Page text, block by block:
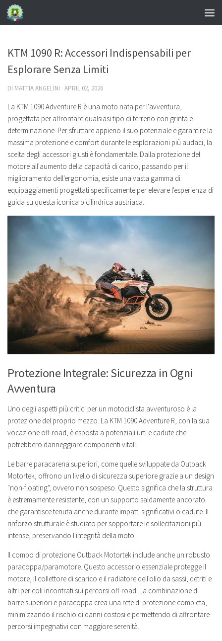
KTM 1090 R: Accessori Indispensabili per
Esplorare Senza Limiti
DI MATTIA ANGELINI · APRIL 02, 2026
La KTM 1090 Adventure R è una moto nata per l'avventura,
progettata per affrontare qualsiasi tipo di terreno con grinta e
determinazione. Per sfruttare appieno il suo potenziale e garantire la
massima protezione e comfort durante le esplorazioni più audaci, la
scelta degli accessori giusti è fondamentale. Dalla protezione del
motore all'aumento della capacità di carico, passando per il
miglioramento dell'ergonomia, esiste una vasta gamma di
equipaggiamenti progettati specificamente per elevare l'esperienza di
guida su questa iconica bicilindrica austriaca.
Protezione Integrale: Sicurezza in Ogni
Avventura
Uno degli aspetti più critici per un motociclista avventuroso è la
protezione del proprio mezzo. La KTM 1090 Adventure R, con la sua
vocazione off-road, è esposta a potenziali urti e cadute che
potrebbero danneggiare componenti vitali.
Le barre paracarena superiori, come quelle sviluppate da Outback
Motortek, offrono un livello di sicurezza superiore grazie a un design
"non-floating", ovvero non sospeso. Questo significa che la struttura
è estremamente resistente, con un supporto saldamente ancorato
che garantisce tenuta anche durante impatti significativi o cadute. Il
rinforzo strutturale è studiato per sopportare le sollecitazioni più
intense, preservando l'integrità della moto.
Il combo di protezione Outback Motortek include anche un robusto
paracoppa/paramotore. Questo accessorio essenziale protegge il
motore, il collettore di scarico e il radiatore dell'olio da sassi, detriti e
altri pericoli incontrati sui percorsi off-road. La combinazione di
barre superiori e paracoppa crea una rete di protezione completa,
minimizzando il rischio di danni costosi e permettendo di affrontare
percorsi impegnativi con maggiore serenità.